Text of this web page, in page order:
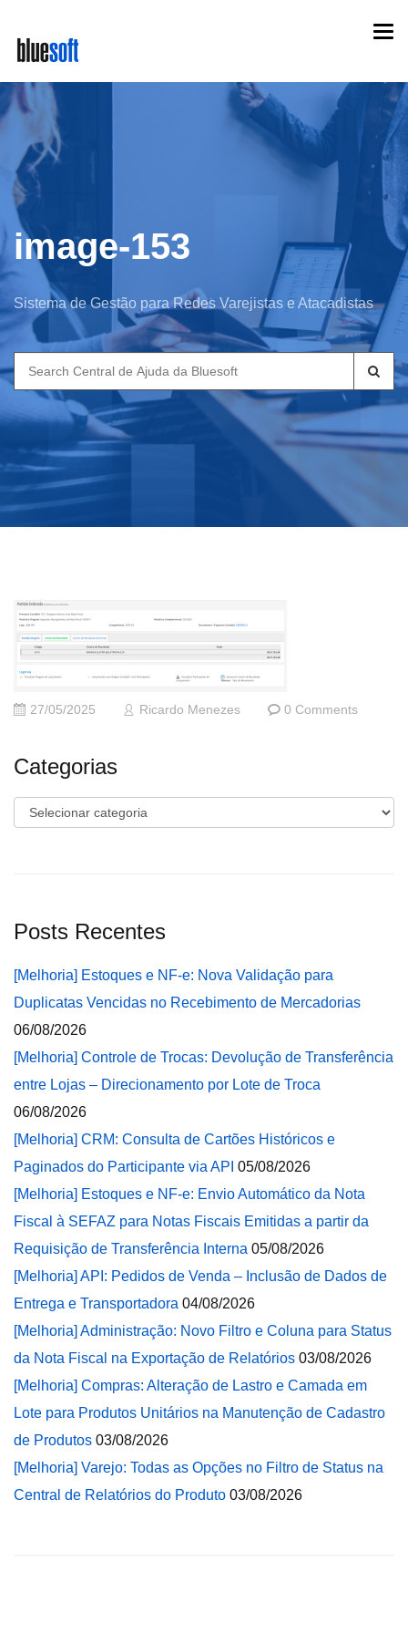
main
content
image-153
Sistema de Gestão para Redes Varejistas e Atacadistas
Search
for:
27/05/2025 Ricardo Menezes 0 Comments
Categorias
Categorias
Posts Recentes
[Melhoria] Estoques e NF-e: Nova Validação para
Duplicatas Vencidas no Recebimento de Mercadorias
06/08/2026
[Melhoria] Controle de Trocas: Devolução de Transferência
entre Lojas – Direcionamento por Lote de Troca
06/08/2026
[Melhoria] CRM: Consulta de Cartões Históricos e
Paginados do Participante via API 05/08/2026
[Melhoria] Estoques e NF-e: Envio Automático da Nota
Fiscal à SEFAZ para Notas Fiscais Emitidas a partir da
Requisição de Transferência Interna 05/08/2026
[Melhoria] API: Pedidos de Venda – Inclusão de Dados de
Entrega e Transportadora 04/08/2026
[Melhoria] Administração: Novo Filtro e Coluna para Status
da Nota Fiscal na Exportação de Relatórios 03/08/2026
[Melhoria] Compras: Alteração de Lastro e Camada em
Lote para Produtos Unitários na Manutenção de Cadastro
de Produtos 03/08/2026
[Melhoria] Varejo: Todas as Opções no Filtro de Status na
Central de Relatórios do Produto 03/08/2026